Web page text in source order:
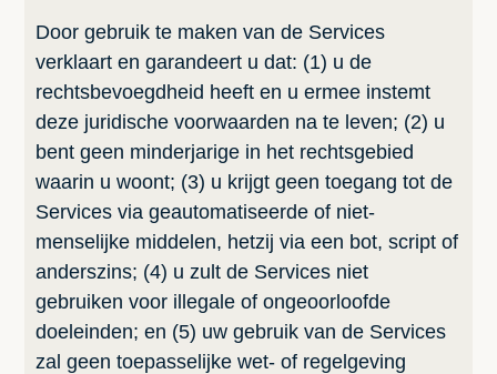
Door gebruik te maken van de Services
verklaart en garandeert u dat: (1) u de
rechtsbevoegdheid heeft en u ermee instemt
deze juridische voorwaarden na te leven; (2) u
bent geen minderjarige in het rechtsgebied
waarin u woont; (3) u krijgt geen toegang tot de
Services via geautomatiseerde of niet-
menselijke middelen, hetzij via een bot, script of
anderszins; (4) u zult de Services niet
gebruiken voor illegale of ongeoorloofde
doeleinden; en (5) uw gebruik van de Services
zal geen toepasselijke wet- of regelgeving